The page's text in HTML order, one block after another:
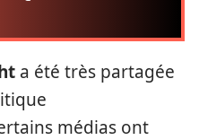
a été très partagée
médias ont